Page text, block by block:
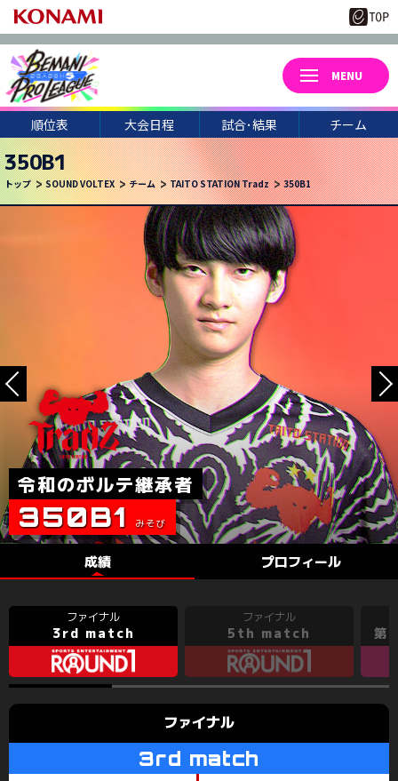
順位表 大会日程 試合･結果
3月21日(土)
チーム
#. ASUMA
SIRON.
TORIDE
F-REN T.
STR
082
KAKUMAAA
JAKADS
MURAKAMI
350B1
WANIROU
REIK
DPE
MINI
KAWACH
#.KAROB*
PICOLTEX
350B1
トップ SOUND VOLTEX チーム TAITO STATION Tradz 350B1
成績 プロフィール
3rd match 5th match 第